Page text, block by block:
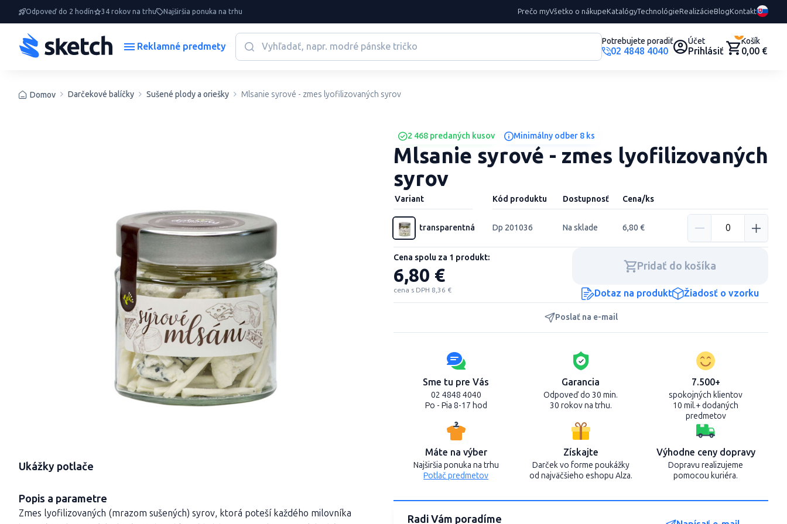
Odpoveď do 2 hodín 34 rokov na trhu Najširšia ponuka na trhu Prečo myVšetko o nákupeKatalógyTechnológieRealizácieBlogKontakt
Reklamné predmety Potrebujete poradiť
02 4848 4040
Účet
Prihlásiť
0
Košík
0,00 €
Domov Darčekové balíčky Sušené plody a oriešky Mlsanie syrové - zmes lyofilizovaných syrov
2 468 predaných kusov Minimálny odber 8 ks
Mlsanie syrové - zmes lyofilizovaných
syrov
Variant Kód produktu Dostupnosť Cena/ks
transparentná Dp 201036 Na sklade 6,80 €
Cena spolu za 1 produkt:
6,80 €
cena s DPH 8,36 €
Pridať do košíka
Dotaz na produkt Žiadosť o vzorku
Poslať na e-mail
Sme tu pre Vás
02 4848 4040
Po - Pia 8-17 hod
Garancia
Odpoveď do 30 min.
30 rokov na trhu.
7.500+
spokojných klientov
10 mil.+ dodaných
predmetov
Máte na výber
Najširšia ponuka na trhu
Potlač predmetov
Získajte
Darček vo forme poukážky
od najväčšieho eshopu Alza.
Výhodne ceny dopravy
Dopravu realizujeme
pomocou kuriéra.
Radi Vám poradíme
Ukážky potlače
Popis a parametre
Zmes lyofilizovaných (mrazom sušených) syrov, ktorá poteší každého milovníka